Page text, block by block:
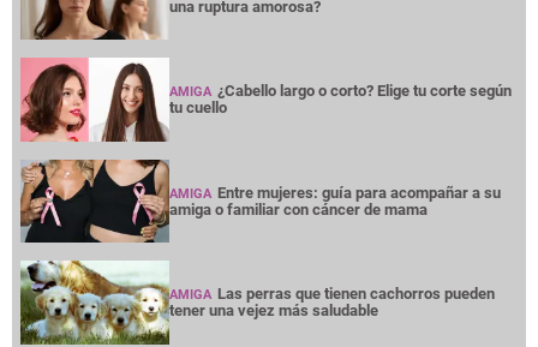
una ruptura amorosa?
AMIGA ¿Cabello largo o corto? Elige tu corte según
tu cuello
AMIGA Entre mujeres: guía para acompañar a su
amiga o familiar con cáncer de mama
AMIGA Las perras que tienen cachorros pueden
tener una vejez más saludable